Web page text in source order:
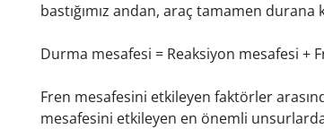
bastığımız andan, araç tamamen
Durma mesafesi = Reaksiyon mesafesi +
Fren mesafesini etkileyen faktörler
mesafesini etkileyen en önemli